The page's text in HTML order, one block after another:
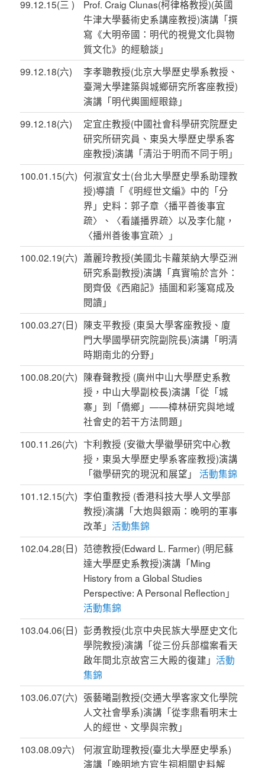
99.12.15(三 )
Prof. Craig Clunas(柯律格教授)(英國
牛津大學藝術史系講座教授)演講「撰
寫《大明帝國：明代的視覺文化與物
質文化》的經驗談」
99.12.18(六)
李孝聰教授(北京大學歷史學系教授、
臺灣大學建築與城鄉研究所客座教授)
演講「明代輿圖經眼錄」
99.12.18(六)
定宜庄教授(中國社會科學研究院歷史
研究所研究員、東吳大學歷史學系客
座教授)演講「清沿于明而不同于明」
100.01.15(六) 何淑宜女士(台北大學歷史學系助理教
授)導讀「《明經世文編》中的「分
界」史料：郭子章〈播平善後事宜
疏〉、〈看議播界疏〉以及李化龍，
〈播州善後事宜疏〉」
100.02.19(六) 蕭麗玲教授(美國北卡蘿萊納大學亞洲
研究系副教授)演講「真實喻於言外：
閔齊伋《西廂記》插圖和彩箋寫成及
閱讀」
100.03.27(日) 陳支平教授 (東吳大學客座教授、廈
門大學國學研究院副院長)演講「明清
時期南北的分野」
100.08.20(六) 陳春聲教授 (廣州中山大學歷史系教
授，中山大學副校長)演講「從「城
寨」到「僑鄉」——樟林研究與地域
社會史的若干方法問題」
100.11.26(六) 卞利教授 (安徽大學徽學研究中心教
授，東吳大學歷史學系客座教授)演講
「徽學研究的現況和展望」活動集錦
101.12.15(六) 李伯重教授 (香港科技大學人文學部
教授)演講「大炮與銀兩：晚明的軍事
改革」活動集錦
102.04.28(日) 范德教授(Edward L. Farmer) (明尼蘇
達大學歷史系教授)演講「Ming
History from a Global Studies
Perspective: A Personal Reflection」
活動集錦
103.04.06(日) 彭勇教授(北京中央民族大學歷史文化
學院教授)演講「從三份兵部檔案看天
啟年間北京故宮三大殿的復建」活動
集錦
103.06.07(六) 張藝曦副教授(交通大學客家文化學院
人文社會學系)演講「從李鼎看明末士
人的經世、文學與宗教」
103.08.09六)
何淑宜助理教授(臺北大學歷史學系)
演講「晚明地方官生祠相關史料解